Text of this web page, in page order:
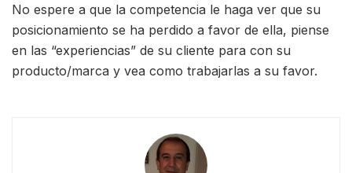
No espere a que la competencia le haga ver que su
posicionamiento se ha perdido a favor de ella, piense
en las “experiencias” de su cliente para con su
producto/marca y vea como trabajarlas a su favor.